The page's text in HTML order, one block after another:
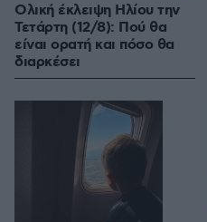
Ολική έκλειψη Ηλίου την
Τετάρτη (12/8): Πού θα
είναι ορατή και πόσο θα
διαρκέσει